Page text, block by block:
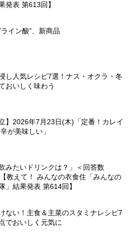
発表 第613回】
イン酸”、新商品
し人気レシピ7選！ナス・オクラ・冬
おいしく味わう
】2026年7月23日(木)「定番！カレイ
が美味しい」
みたいドリンクは？」＜回答数
教えて！ みんなの衣食住「みんなの
」結果発表 第614回】
ない！主食＆主菜のスタミナレシピ7
でおいしく元気に